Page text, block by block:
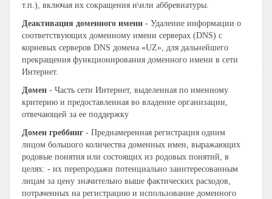
т.п.), включая их сокращения и\или аббревиатуры.
Деактивация доменного имени - Удаление информации о
соответствующих доменному имени серверах (DNS) с
корневых серверов DNS домена «UZ», для дальнейшего
прекращения функционирования доменного имени в сети
Интернет.
Домен - Часть сети Интернет, выделенная по именному
критерию и предоставленная во владение организации,
отвечающей за ее поддержку
Домен греббинг - Преднамеренная регистрация одним
лицом большого количества доменных имен, выражающих
родовые понятия или состоящих из родовых понятий, в
целях: - их перепродажи потенциально заинтересованным
лицам за цену значительно выше фактических расходов,
потраченных на регистрацию и использование доменного